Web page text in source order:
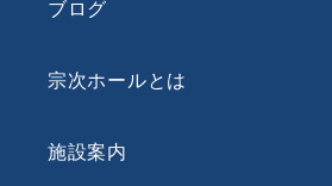
ブログ
宗次ホールとは
施設案内